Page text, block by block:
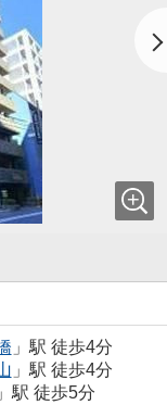
」駅 徒歩4分
」駅 徒歩4分
駅 徒歩5分